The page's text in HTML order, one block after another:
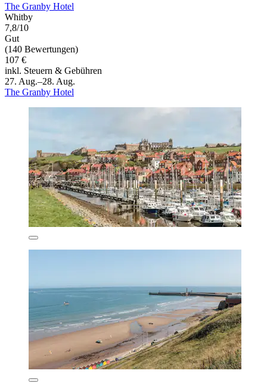
The Granby Hotel
Whitby
7,8/10
Gut
(140 Bewertungen)
107 €
inkl. Steuern & Gebühren
27. Aug.–28. Aug.
The Granby Hotel